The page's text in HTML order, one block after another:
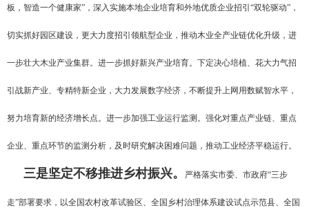
板，智造一个健康家”，深入实施本地企业培育和外地优质企业招引“双轮驱动”，
切实抓好园区建设，更大力度招引领航型企业，推动木业全产业链优化升级，进
一步壮大木业产业集群。进一步抓好新兴产业培育。下定决心培植、花大力气招
引战新产业、专精特新企业，大力发展数字经济，不断提升上网用数赋智水平，
努力培育新的经济增长点。进一步加强工业运行监测。强化对重点产业链、重点
企业、重点环节的监测分析，及时研究解决困难问题，推动工业经济平稳运行。
三是坚定不移推进乡村振兴。 严格落实市委、市政府“三步
走”部署要求，以全国农村改革试验区、全国乡村治理体系建设试点示范县、全国